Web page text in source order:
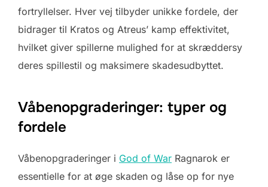
fortryllelser. Hver vej tilbyder unikke fordele, der
bidrager til Kratos og Atreus’ kamp effektivitet,
hvilket giver spillerne mulighed for at skræddersy
deres spillestil og maksimere skadesudbyttet.
Våbenopgraderinger: typer og
fordele
Våbenopgraderinger i God of War Ragnarok er
essentielle for at øge skaden og låse op for nye